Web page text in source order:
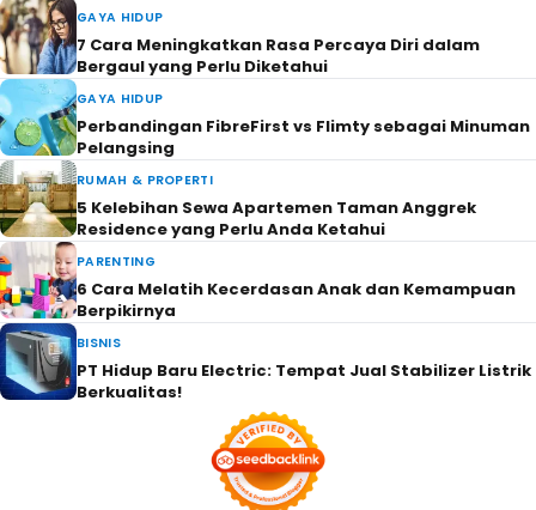
GAYA HIDUP
7 Cara Meningkatkan Rasa Percaya Diri dalam
Bergaul yang Perlu Diketahui
GAYA HIDUP
Perbandingan FibreFirst vs Flimty sebagai Minuman
Pelangsing
RUMAH & PROPERTI
5 Kelebihan Sewa Apartemen Taman Anggrek
Residence yang Perlu Anda Ketahui
PARENTING
6 Cara Melatih Kecerdasan Anak dan Kemampuan
Berpikirnya
BISNIS
PT Hidup Baru Electric: Tempat Jual Stabilizer Listrik
Berkualitas!